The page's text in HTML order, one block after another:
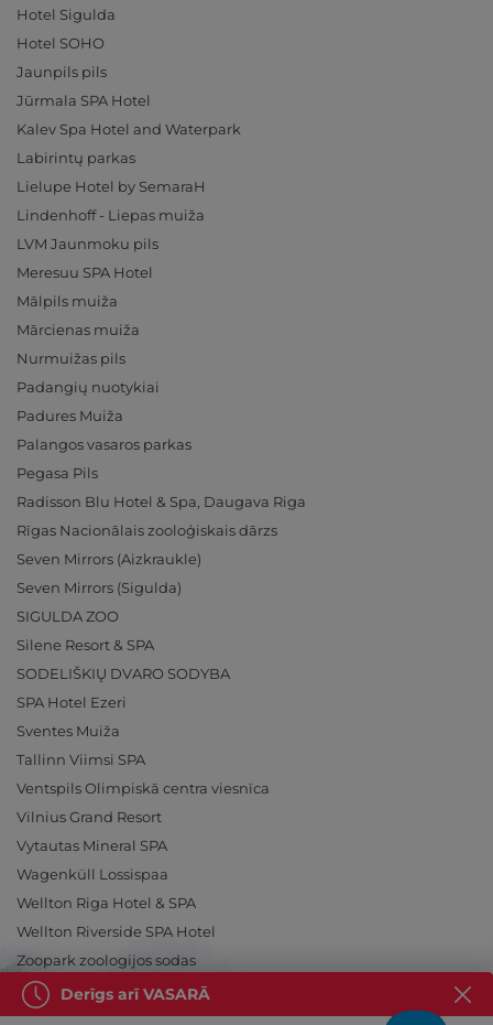
Hotel Sigulda
Hotel SOHO
Jaunpils pils
Jūrmala SPA Hotel
Kalev Spa Hotel and Waterpark
Labirintų parkas
Lielupe Hotel by SemaraH
Lindenhoff - Liepas muiža
LVM Jaunmoku pils
Meresuu SPA Hotel
Mālpils muiža
Mārcienas muiža
Nurmuižas pils
Padangių nuotykiai
Padures Muiža
Palangos vasaros parkas
Pegasa Pils
Radisson Blu Hotel & Spa, Daugava Riga
Rīgas Nacionālais zooloģiskais dārzs
Seven Mirrors (Aizkraukle)
Seven Mirrors (Sigulda)
SIGULDA ZOO
Silene Resort & SPA
SODELIŠKIŲ DVARO SODYBA
SPA Hotel Ezeri
Sventes Muiža
Tallinn Viimsi SPA
Ventspils Olimpiskā centra viesnīca
Vilnius Grand Resort
Vytautas Mineral SPA
Wagenküll Lossispaa
Wellton Riga Hotel & SPA
Wellton Riverside SPA Hotel
Zoopark zoologijos sodas
Derīgs arī VASARĀ